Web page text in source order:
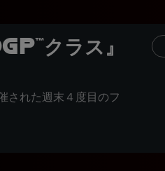
クラス』
された週末４度目のフ